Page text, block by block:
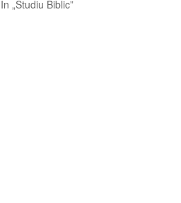
În „Studiu Biblic”